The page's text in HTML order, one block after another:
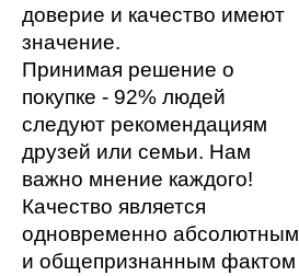
доверие и качество имеют
значение.
Принимая решение о
покупке - 92% людей
следуют рекомендациям
друзей или семьи. Нам
важно мнение каждого!
Качество является
одновременно абсолютным
и общепризнанным фактом